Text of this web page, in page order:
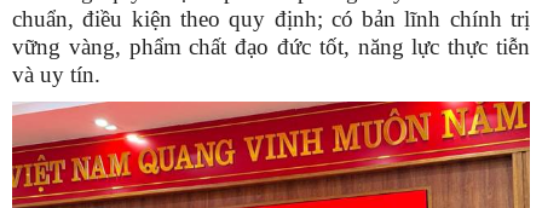
chuẩn, điều kiện theo quy định; có bản lĩnh chính trị
vững vàng, phẩm chất đạo đức tốt, năng lực thực tiễn
và uy tín.